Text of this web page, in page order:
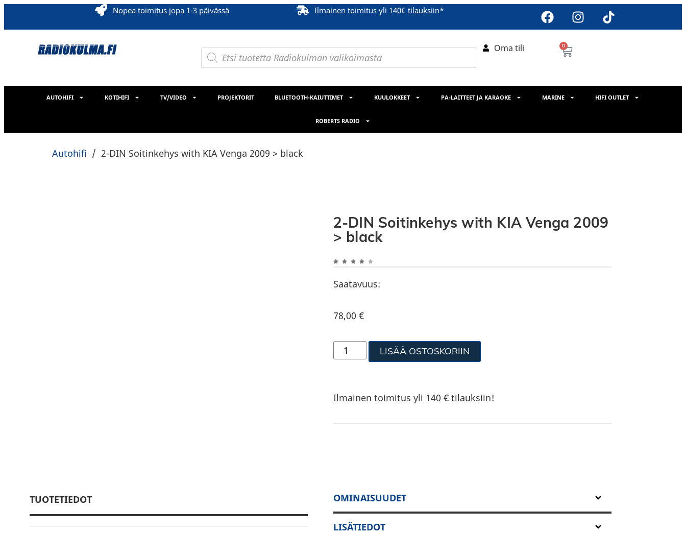
Nopea toimitus jopa 1-3 päivässä Ilmainen toimitus yli 140€ tilauksiin*
Oma tili 0
AUTOHIFI KOTIHIFI TV/VIDEO PROJEKTORIT BLUETOOTH-KAIUTTIMET KUULOKKEET PA-LAITTEET JA KARAOKE MARINE HIFI OUTLET
ROBERTS RADIO
Autohifi / 2-DIN Soitinkehys with KIA Venga 2009 > black
2-DIN Soitinkehys with KIA Venga 2009
> black
Saatavuus:
78,00 €
LISÄÄ OSTOSKORIIN
Ilmainen toimitus yli 140 € tilauksiin!
TUOTETIEDOT OMINAISUUDET
LISÄTIEDOT